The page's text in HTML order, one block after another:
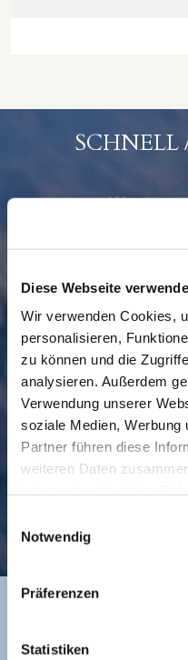
Diese Webseite
Wir verwenden Cookies,
personalisieren,
zu können und die
analysieren. Außerdem
Verwendung unserer
soziale Medien, Werbung
Partner führen diese
weiteren Daten
Notwendig
Präferenzen
Statistiken
GEMEINDE